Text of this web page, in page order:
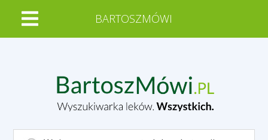
BARTOSZMÓWI